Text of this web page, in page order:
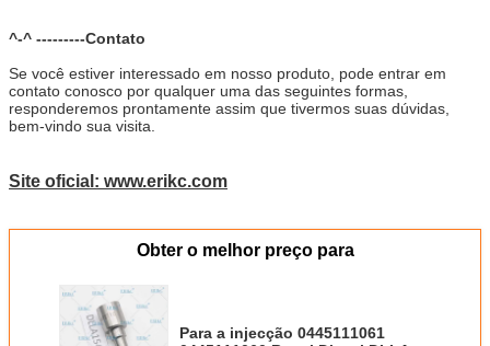
^-^ ---------Contato
Se você estiver interessado em nosso produto, pode entrar em
contato conosco por qualquer uma das seguintes formas,
responderemos prontamente assim que tivermos suas dúvidas,
bem-vindo sua visita.
Site oficial: www.erikc.com
Obter o melhor preço para
Para a injecção 0445111061